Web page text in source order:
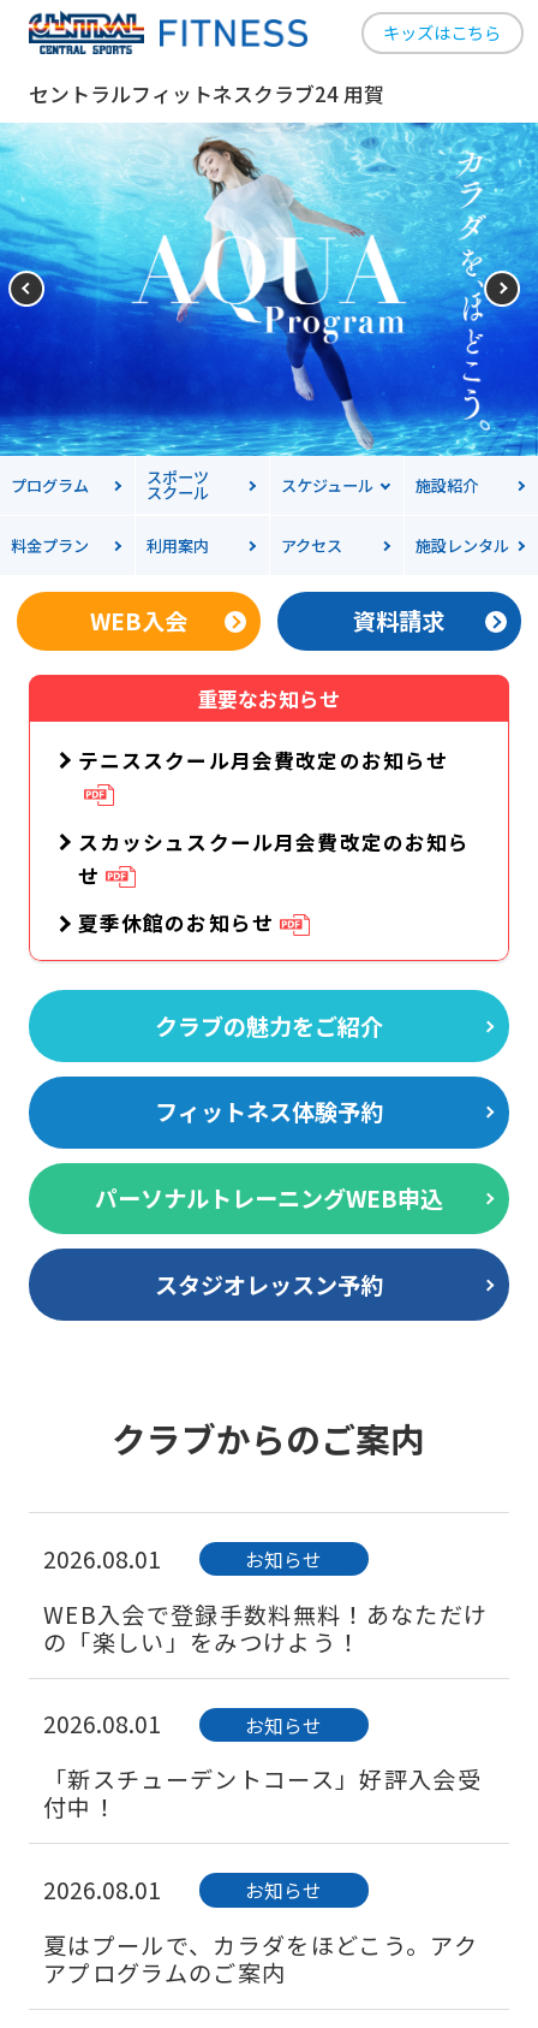
キッズはこちら
セントラルフィットネスクラブ24 用賀
プログラム スポーツ
スクール スケジュール 施設紹介
料金プラン 利用案内 アクセス 施設レンタル
WEB入会 資料請求
重要なお知らせ
テニススクール月会費改定のお知らせ
スカッシュスクール月会費改定のお知ら
せ
夏季休館のお知らせ
クラブの魅力をご紹介
フィットネス体験予約
パーソナルトレーニングWEB申込
スタジオレッスン予約
クラブからのご案内
2026.08.01 お知らせ
WEB入会で登録手数料無料！あなただけ
の「楽しい」をみつけよう！
2026.08.01 お知らせ
「新スチューデントコース」好評入会受
付中！
2026.08.01 お知らせ
夏はプールで、カラダをほどこう。アク
アプログラムのご案内